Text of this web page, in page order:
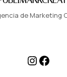
de Marketing
Instagram Facebook